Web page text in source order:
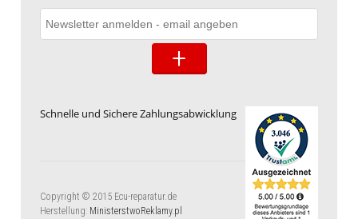
Schnelle und Sichere Zahlungsabwicklung
Copyright © 2015 Ecu-reparatur.de
Herstellung: MinisterstwoReklamy.pl